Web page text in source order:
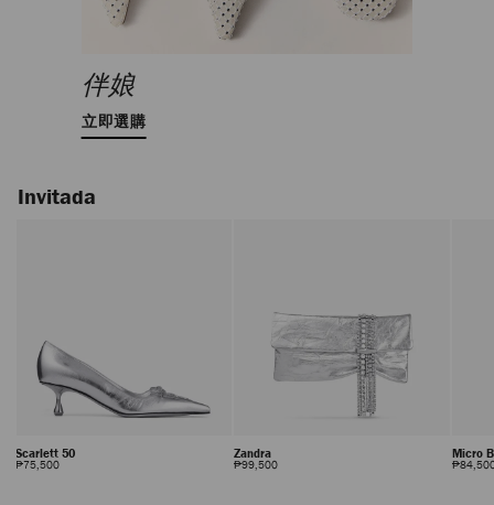
伴娘
立即選購
Invitada
Scarlett 50
₱75,500正
Zandra
₱99,500正
Micro